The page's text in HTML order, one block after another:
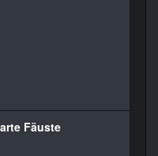
Fäuste